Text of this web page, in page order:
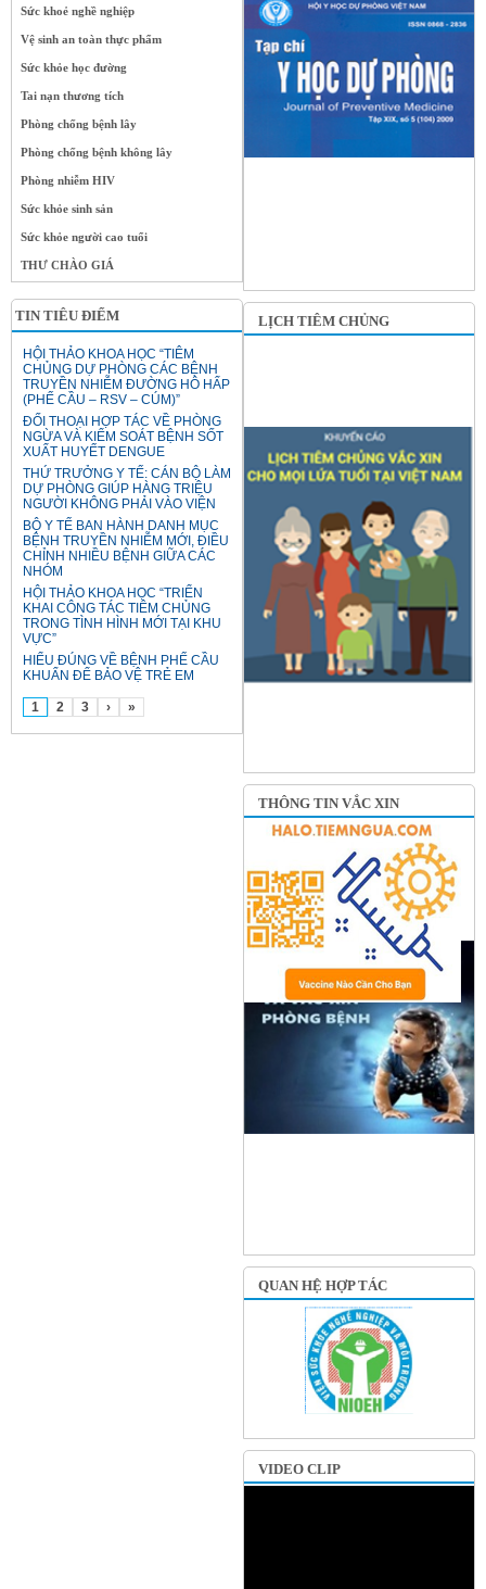
Sức khoẻ nghề nghiệp
Vệ sinh an toàn thực phẩm
Sức khỏe học đường
Tai nạn thương tích
Phòng chống bệnh lây
Phòng chống bệnh không lây
Phòng nhiễm HIV
Sức khỏe sinh sản
Sức khỏe người cao tuổi
THƯ CHÀO GIÁ
TIN TIÊU ĐIỂM
HỘI THẢO KHOA HỌC “TIÊM
CHỦNG DỰ PHÒNG CÁC BỆNH
TRUYỀN NHIỄM ĐƯỜNG HÔ HẤP
(PHẾ CẦU – RSV – CÚM)”
ĐỐI THOẠI HỢP TÁC VỀ PHÒNG
NGỪA VÀ KIỂM SOÁT BỆNH SỐT
XUẤT HUYẾT DENGUE
THỨ TRƯỞNG Y TẾ: CÁN BỘ LÀM
DỰ PHÒNG GIÚP HÀNG TRIỆU
NGƯỜI KHÔNG PHẢI VÀO VIỆN
BỘ Y TẾ BAN HÀNH DANH MỤC
BỆNH TRUYỀN NHIỄM MỚI, ĐIỀU
CHỈNH NHIỀU BỆNH GIỮA CÁC
NHÓM
HỘI THẢO KHOA HỌC “TRIỂN
KHAI CÔNG TÁC TIÊM CHỦNG
TRONG TÌNH HÌNH MỚI TẠI KHU
VỰC”
HIỂU ĐÚNG VỀ BỆNH PHẾ CẦU
KHUẨN ĐỂ BẢO VỆ TRẺ EM
1 2 3 › »
LỊCH TIÊM CHỦNG
THÔNG TIN VẮC XIN
QUAN HỆ HỢP TÁC
VIDEO CLIP